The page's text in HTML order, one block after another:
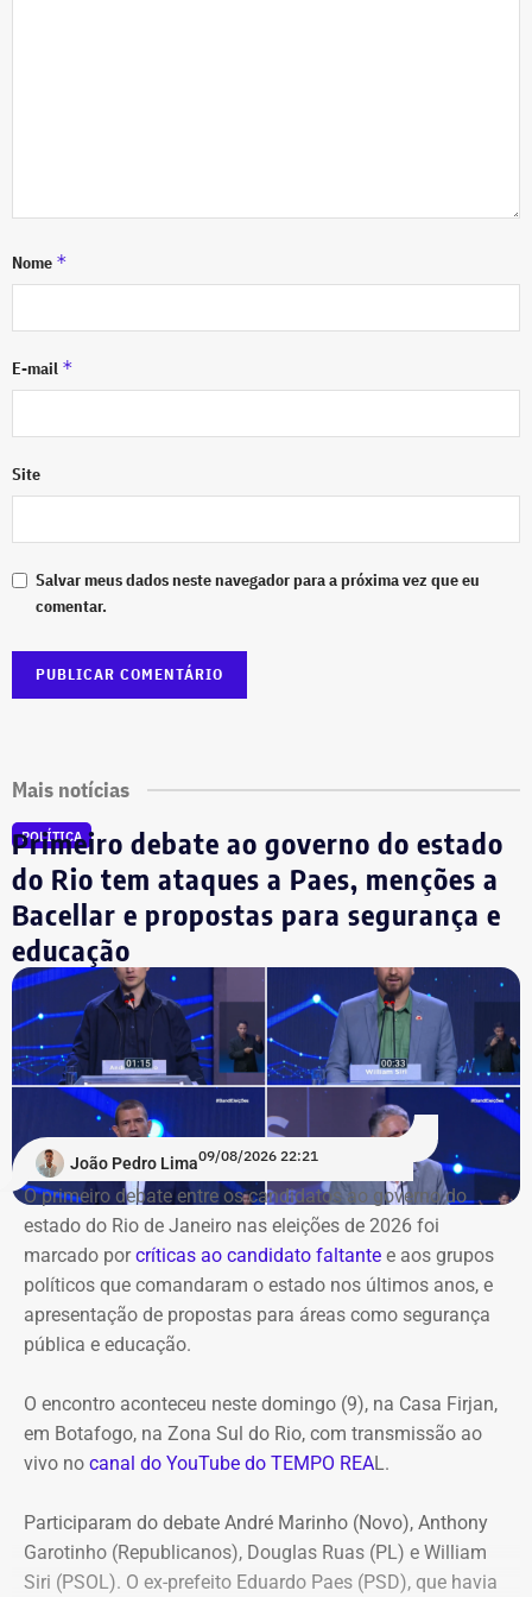
Nome *
E-mail *
Site
Salvar meus dados neste navegador para a próxima vez que eu
comentar.
Mais notícias
POLÍTICA
Primeiro debate ao governo do estado
do Rio tem ataques a Paes, menções a
Bacellar e propostas para segurança e
educação
João Pedro Lima09/08/2026 22:21
O primeiro debate entre os candidatos ao governo do
estado do Rio de Janeiro nas eleições de 2026 foi
marcado porcríticas ao candidato faltante e aos grupos
políticos que comandaram o estado nos últimos anos, e
apresentação de propostas para áreas como segurança
pública e educação.
O encontro aconteceu neste domingo (9), na Casa Firjan,
em Botafogo, na Zona Sul do Rio, com transmissão ao
vivo no canal do YouTube do TEMPO REAL.
Participaram do debate André Marinho (Novo), Anthony
Garotinho (Republicanos), Douglas Ruas (PL) e William
Siri (PSOL). O ex-prefeito Eduardo Paes (PSD), que havia